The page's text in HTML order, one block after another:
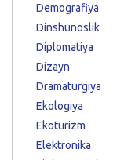
Demografiya
Dinshunoslik
Diplomatiya
Dizayn
Dramaturgiya
Ekologiya
Ekoturizm
Elektronika